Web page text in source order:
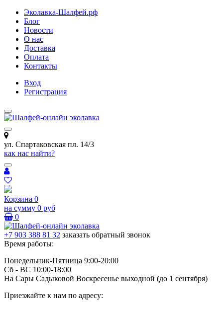
Эколавка-Шалфей.рф
Блог
Новости
О нас
Доставка
Оплата
Контакты
Вход
Регистрация
ул. Спартаковская пл. 14/3
как нас найти?
Корзина 0
на сумму 0 руб
0
+7 903 388 81 32 заказать обратный звонок
Время работы:
Понедельник-Пятница 9:00-20:00
Сб - ВС 10:00-18:00
На Сары Садыковой Воскресенье выходной (до 1 сентября)
Приезжайте к нам по адресу: